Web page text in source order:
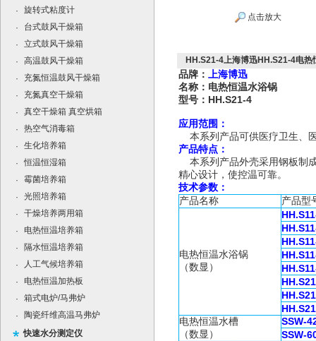
·
旋转式粘度计
·
台式鼓风干燥箱
·
立式鼓风干燥箱
·
高温鼓风干燥箱
·
充氮恒温鼓风干燥箱
·
充氮真空干燥箱
·
真空干燥箱 真空烘箱
·
热空气消毒箱
·
生化培养箱
·
恒温恒湿箱
·
霉菌培养箱
·
光照培养箱
·
干燥培养两用箱
·
电热恒温培养箱
·
隔水恒温培养箱
·
人工气候培养箱
·
电热恒温加热板
·
箱式电炉/马弗炉
·
陶瓷纤维高温马弗炉
快速水分测定仪
点击放大
HH.S21-4上海博迅HH.S21-4电热
品牌：
上海博迅
名称：电热恒温水浴锅
型号：HH.S21-4
应用范围：
本系列产品可供医疗卫生、
产品特点：
本系列产品外壳采用钢板制
精心设计，使控温可靠。
技术参数：
产品名称
产品型
电热恒温水浴锅
（数显）
电热恒温水槽
（数显）
SSW-
SSW-